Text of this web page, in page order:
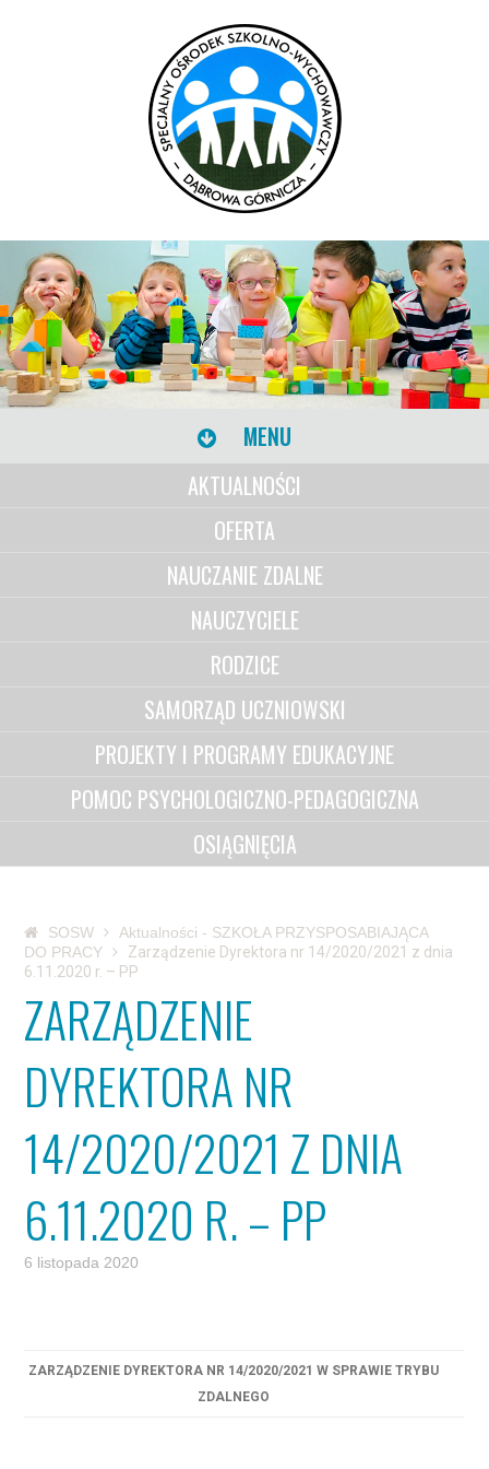
MENU
AKTUALNOŚCI
OFERTA
NAUCZANIE ZDALNE
NAUCZYCIELE
RODZICE
SAMORZĄD UCZNIOWSKI
PROJEKTY I PROGRAMY EDUKACYJNE
POMOC PSYCHOLOGICZNO-PEDAGOGICZNA
OSIĄGNIĘCIA
SOSW
Aktualności - SZKOŁA PRZYSPOSABIAJĄCA
DO PRACY
Zarządzenie Dyrektora nr 14/2020/2021 z dnia
6.11.2020 r. – PP
ZARZĄDZENIE
DYREKTORA NR
14/2020/2021 Z DNIA
6.11.2020 R. – PP
6 listopada 2020
ZARZĄDZENIE DYREKTORA NR 14/2020/2021 W SPRAWIE TRYBU
ZDALNEGO